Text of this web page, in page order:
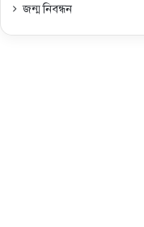
জন্ম নিবন্ধন